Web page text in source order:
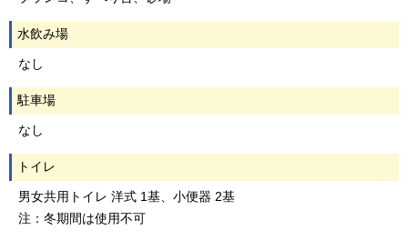
水飲み場
なし
駐車場
なし
トイレ
男女共用トイレ 洋式 1基、小便器 2基
注：冬期間は使用不可